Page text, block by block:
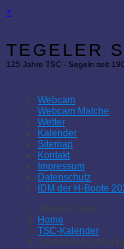
×
TEGELER
125 Jahre TSC - Segeln seit
Webcam
Webcam Malche
Wetter
Kalender
Sitemap
Kontakt
Impressum
Datenschutz
IDM der H-Boote
Aktuelle Seite:
Home
TSC-Kalender
Arbeitsdienst